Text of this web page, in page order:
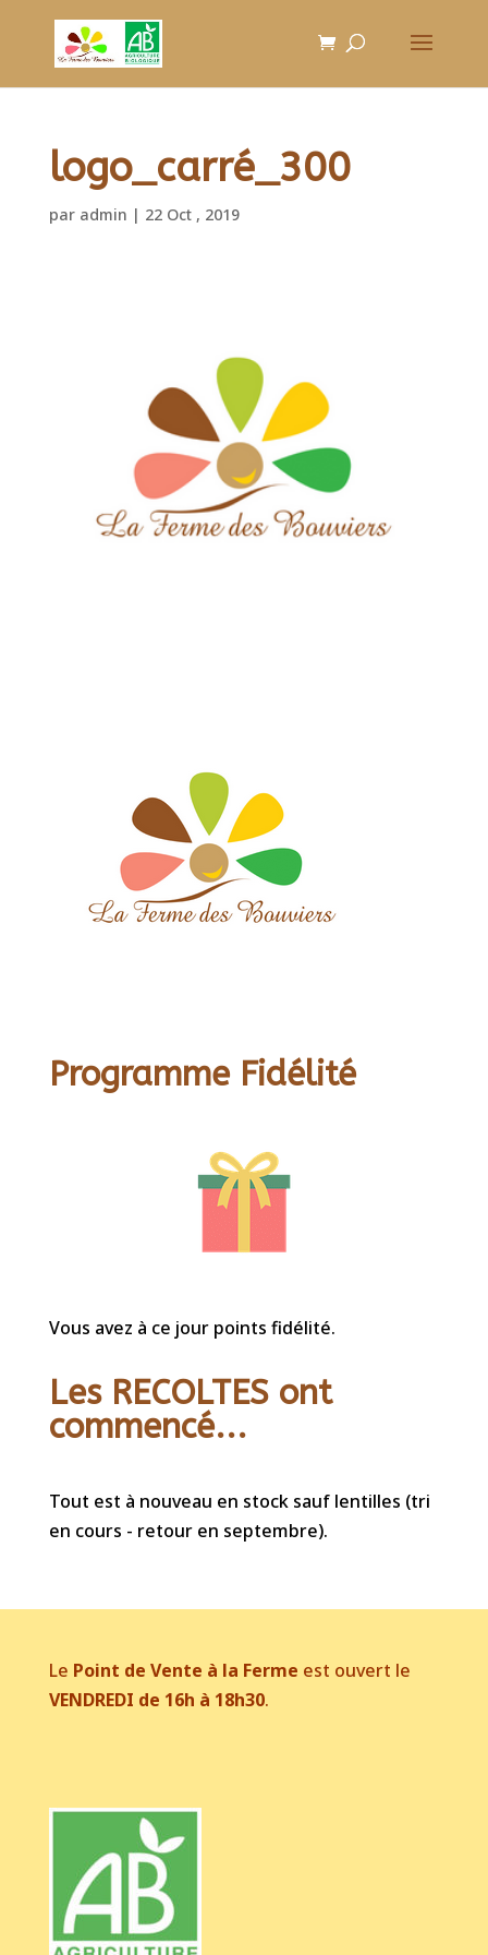
logo_carré_300
par admin | 22 Oct , 2019
Programme Fidélité
Vous avez à ce jour points fidélité.
Les RECOLTES ont
commencé...
Tout est à nouveau en stock sauf lentilles (tri
en cours - retour en septembre).
Le Point de Vente à la Ferme est ouvert le
VENDREDI de 16h à 18h30.